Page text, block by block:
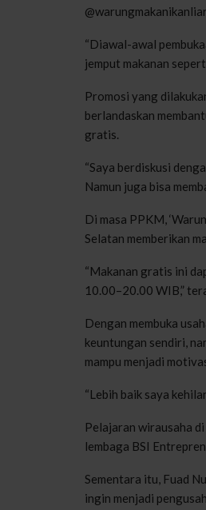
“Diawal-awal
jemput makanan
Promosi yang
berlandaskan
gratis.
“Saya berdiskusi
Namun juga bisa
Di masa PPKM,
Selatan memberikan
“Makanan gratis ini
10.00–20.00 WIB,”
Dengan membuka
keuntungan sendiri,
mampu menjadi
“Lebih baik saya
Pelajaran wirausaha
lembaga BSI
Sementara itu, Fuad
ingin menjadi